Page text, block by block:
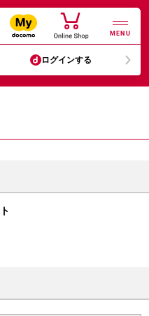
MENU
ログインする